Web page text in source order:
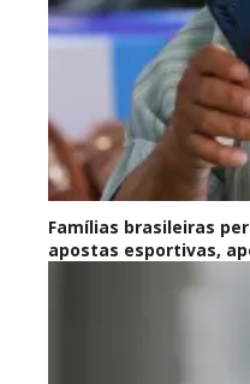
Famílias brasileiras
apostas esportivas,